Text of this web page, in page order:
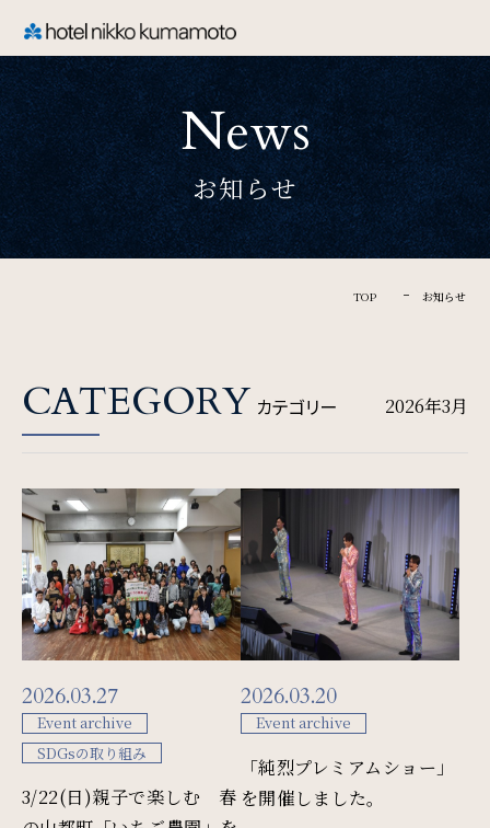
CLOSE
TOP
Welcome
ご宿泊
Restaurant & Lounge
レストラン&ラウンジ
Banquet
会議・ご宴会
Wedding
ウエディング
News
お知らせ
TOP お知らせ
CATEGORY カテゴリー 2026年3月
2026.03.27
Event archive
SDGsの取り組み
3/22(日)親子で楽しむ 春
2026.03.20
Event archive
「純烈プレミアムショー」
を開催しました。